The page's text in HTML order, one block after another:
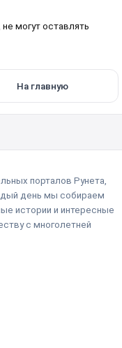
не могут оставлять
На главную
порталов Рунета,
день мы собираем
истории и интересные
с многолетней